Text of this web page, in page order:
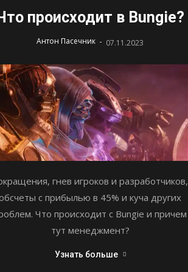
происходит в Bungie?
Антон Пасечник - 07.11.2023
гнев игроков и разработчиков,
с прибылью в 45% и куча других
Что происходит с Bungie и причем
тут менеджмент?
Узнать больше